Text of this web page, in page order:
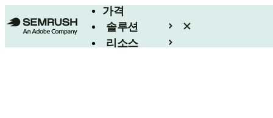
가격
솔루션
리소스